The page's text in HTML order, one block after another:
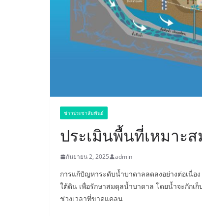
ข่าวประชาสัมพันธ์
ประเมินพื้นที่เหมาะ
กันยายน 2, 2025 admin
การแก้ปัญหาระดับน้ำบาดาลลดลงอย่างต่อเนื่อ
ใต้ดิน เพื่อรักษาสมดุลน้ำบาดาล โดยน้ำจะกักเ
ช่วงเวลาที่ขาดแคลน